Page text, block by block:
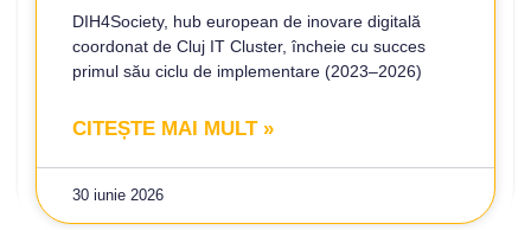
DIH4Society, hub european de inovare digitală
coordonat de Cluj IT Cluster, încheie cu succes
primul său ciclu de implementare (2023–2026)
CITEȘTE MAI MULT »
30 iunie 2026